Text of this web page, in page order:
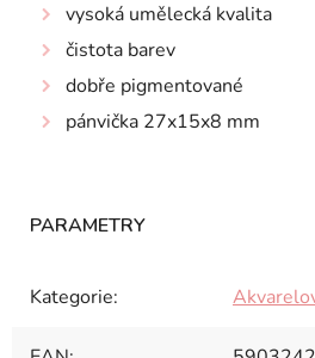
vysoká umělecká kvalita
čistota barev
dobře pigmentované
pánvička 27x15x8 mm
Kategorie: